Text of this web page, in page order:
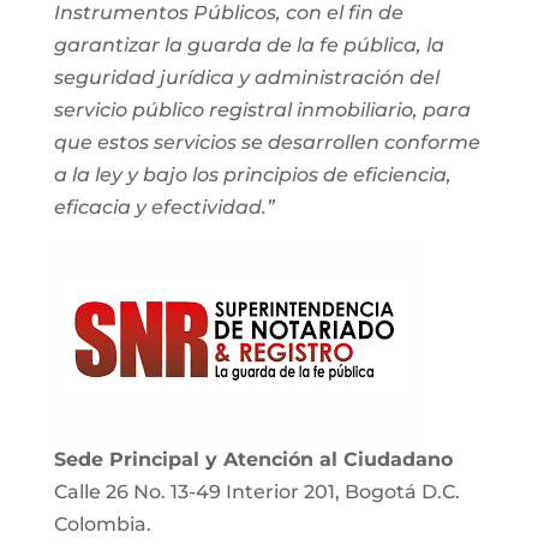
Instrumentos Públicos, con el fin de
garantizar la guarda de la fe pública, la
seguridad jurídica y administración del
servicio público registral inmobiliario, para
que estos servicios se desarrollen conforme
a la ley y bajo los principios de eficiencia,
eficacia y efectividad.”
Sede Principal y Atención al Ciudadano
Calle 26 No. 13-49 Interior 201, Bogotá D.C.
Colombia.